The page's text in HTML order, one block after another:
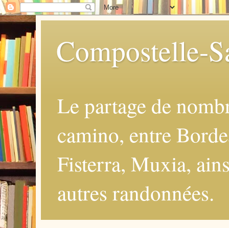
Compostelle-
Le partage de
camino, entre
Fisterra, Muxia,
autres randonnées.